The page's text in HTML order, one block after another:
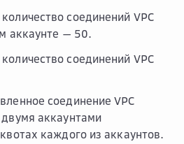
соединений VPC
аккаунте — 50.
соединений VPC
соединение VPC
аккаунтами
каждого из аккаунтов.